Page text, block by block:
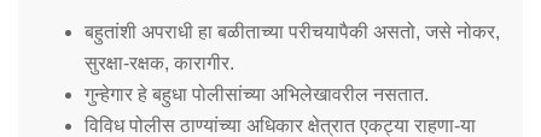
बहुतांशी अपराधी हा बळीताच्या परीचयापैकी असतो, जसे नोकर,
सुरक्षा-रक्षक, कारागीर.
गुन्हेगार हे बहुधा पोलीसांच्या अभिलेखावरील नसतात.
विविध पोलीस ठाण्यांच्या अधिकार क्षेत्रात एकट्या राहणा-या